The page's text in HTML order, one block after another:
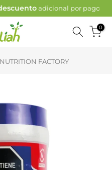
por pagos por PSE
0
FACTORY